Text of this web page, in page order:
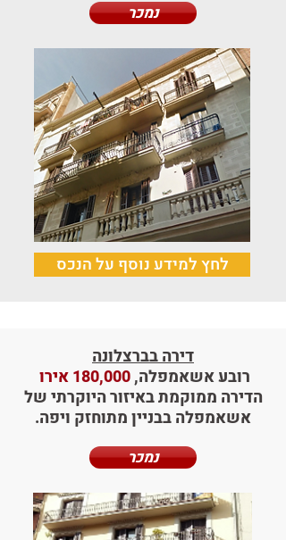
נמכר
לחץ למידע נוסף על הנכס
דירה בברצלונה
רובע אשאמפלה,180,000 אירו
הדירה ממוקמת באיזור היוקרתי של
אשאמפלה בבניין מתוחזק ויפה.
נמכר